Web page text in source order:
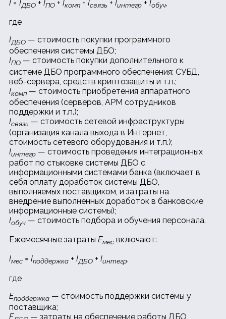
I = IДБО + IПО + Iкомп+ Iсвязь + Iинтегр + Iобуч,
где
IДБО — стоимость покупки программного
обеспечения системы ДБО;
IПО — стоимость покупки дополнительного к
системе ДБО программного обеспечения: СУБД,
веб-сервера, средств криптозащиты и т.п.;
Iкомп— стоимость приобретения аппаратного
обеспечения (серверов, АРМ сотрудников
поддержки и т.п.);
Iсвязь — стоимость сетевой инфраструктуры
(организация канала выхода в Интернет,
стоимость сетевого оборудования и т.п.);
Iинтегр — стоимость проведения интеграционных
работ по стыковке системы ДБО с
информационными системами банка (включает в
себя оплату доработок системы ДБО,
выполняемых поставщиком, и затраты на
внедрение выполненных доработок в банковские
информационные системы);
Iобуч — стоимость подбора и обучения персонала.
Ежемесячные затраты Eмес включают:
Iмес = Iподдержка + IДБО + Iинтегр,
где
Eподдержка — стоимость поддержки системы у
поставщика;
E
— затраты на обеспечение работы ДБО